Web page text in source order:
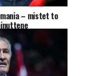
– mistet to